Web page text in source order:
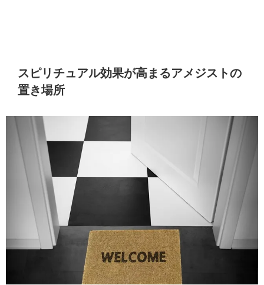
スピリチュアル効果が高まるアメジストの
置き場所